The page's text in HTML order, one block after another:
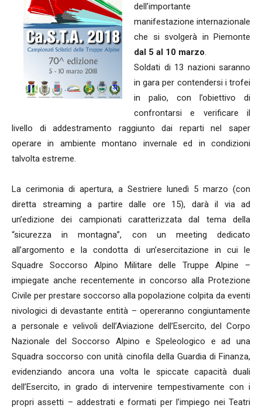
dell’importante
manifestazione internazionale
che si svolgerà in Piemonte
dal 5 al 10 marzo.
Soldati di 13 nazioni saranno
in gara per contendersi i trofei
in palio, con l’obiettivo di
confrontarsi e verificare il
livello di addestramento raggiunto dai reparti nel saper
operare in ambiente montano invernale ed in condizioni
talvolta estreme.
La cerimonia di apertura, a Sestriere lunedì 5 marzo (con
diretta streaming a partire dalle ore 15), darà il via ad
un’edizione dei campionati caratterizzata dal tema della
“sicurezza in montagna”, con un meeting dedicato
all’argomento e la condotta di un’esercitazione in cui le
Squadre Soccorso Alpino Militare delle Truppe Alpine –
impiegate anche recentemente in concorso alla Protezione
Civile per prestare soccorso alla popolazione colpita da eventi
nivologici di devastante entità – opereranno congiuntamente
a personale e velivoli dell’Aviazione dell’Esercito, del Corpo
Nazionale del Soccorso Alpino e Speleologico e ad una
Squadra soccorso con unità cinofila della Guardia di Finanza,
evidenziando ancora una volta le spiccate capacità duali
dell’Esercito, in grado di intervenire tempestivamente con i
propri assetti – addestrati e formati per l’impiego nei Teatri